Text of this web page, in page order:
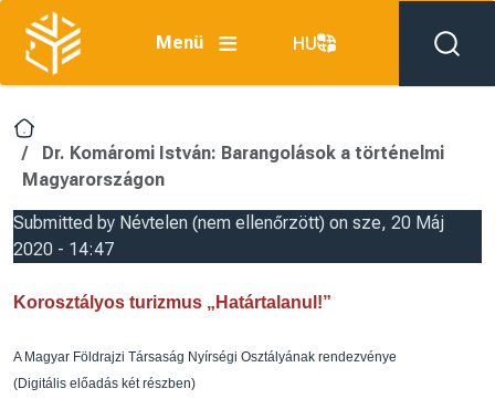
Ugrás a tartalomra
Menü
HU
Dr. Komáromi István: Barangolások a történelmi
Magyarországon
Submitted by Névtelen (nem ellenőrzött) on sze, 20 Máj
2020 - 14:47
Korosztályos turizmus „Határtalanul!”
A Magyar Földrajzi Társaság Nyírségi Osztályának rendezvénye
(Digitális előadás két részben)